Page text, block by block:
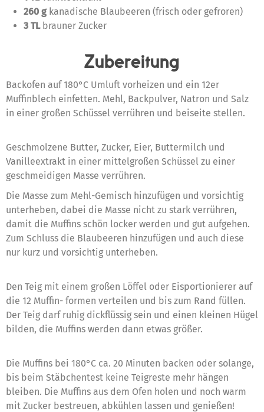
260 g kanadische Blaubeeren (frisch oder gefroren)
3 TLbrauner Zucker
Zubereitung
Backofen auf 180°C Umluft vorheizen und ein 12er
Muffinblech einfetten. Mehl, Backpulver, Natron und Salz
in einer großen Schüssel verrühren und beiseite stellen.
Geschmolzene Butter, Zucker, Eier, Buttermilch und
Vanilleextrakt in einer mittelgroßen Schüssel zu einer
geschmeidigen Masse verrühren.
Die Masse zum Mehl-Gemisch hinzufügen und vorsichtig
unterheben, dabei die Masse nicht zu stark verrühren,
damit die Muffins schön locker werden und gut aufgehen.
Zum Schluss die Blaubeeren hinzufügen und auch diese
nur kurz und vorsichtig unterheben.
Den Teig mit einem großen Löffel oder Eisportionierer auf
die 12 Muffin- formen verteilen und bis zum Rand füllen.
Der Teig darf ruhig dickflüssig sein und einen kleinen Hügel
bilden, die Muffins werden dann etwas größer.
Die Muffins bei 180°C ca. 20 Minuten backen oder solange,
bis beim Stäbchentest keine Teigreste mehr hängen
bleiben. Die Muffins aus dem Ofen holen und noch warm
mit Zucker bestreuen, abkühlen lassen und genießen!